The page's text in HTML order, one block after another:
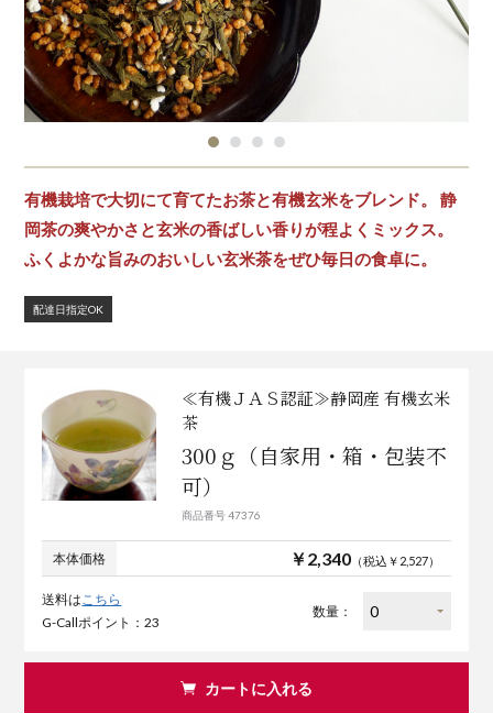
有機栽培で大切にて育てたお茶と有機玄米をブレンド。 静
岡茶の爽やかさと玄米の香ばしい香りが程よくミックス。
ふくよかな旨みのおいしい玄米茶をぜひ毎日の食卓に。
配達日指定OK
≪有機ＪＡＳ認証≫静岡産 有機玄米
茶
300ｇ（自家用・箱・包装不
可）
商品番号 47376
本体価格 ￥2,340（税込￥2,527）
送料はこちら
G-Callポイント：23
数量：
カートに入れる